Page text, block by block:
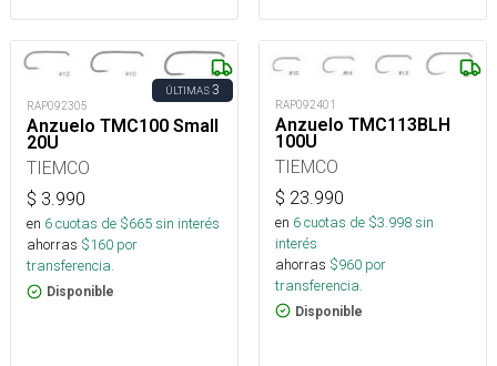
ÚLTIMAS3
RAP092305
Anzuelo TMC100 Small
20U
TIEMCO
$ 3.990
en 6cuotas de $665sin interés
ahorras $160 por
transferencia.
Disponible
RAP092401
Anzuelo TMC113BLH
100U
TIEMCO
$ 23.990
en 6cuotas de $3.998sin
interés
ahorras $960 por
transferencia.
Disponible